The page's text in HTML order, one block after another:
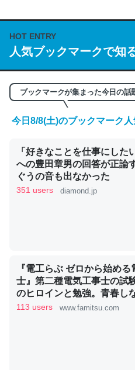
/064121
くらい。小説でいう「ずっと
ど、短期記憶というには多い
かりやすく強くなりそう
─GPTの仕組みと限界についての
昆虫ってカルシウム少ないの
コオロギのカルシウム分はエ
─ニュース :: 【研究発表】昆虫学
いのか」に関する新仮説
HOT ENTRY
人気ブックマークで知
ブックマークが集まった今日の話
今日8/8(土)のブックマーク
「好きなことを仕事にした
への豊田章男の回答が正論
ぐうの音も出なかった
351 users diamond.jp
『電工らぶ ゼロから始める
士』第二種電気工事士の試
のヒロインと勉強。青春し
ら“過去問1000問”や“本番形
113 users www.famitsu.com